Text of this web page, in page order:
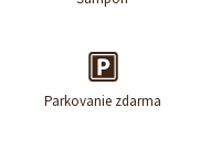
Parkovanie zdarma